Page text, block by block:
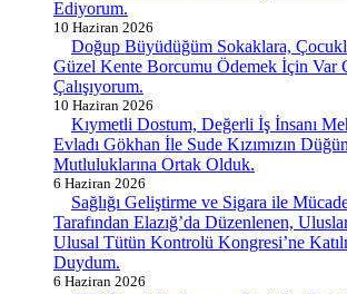
Ediyorum.
10 Haziran 2026
Doğup Büyüdüğüm Sokaklara,
Güzel Kente Borcumu Ödemek İçin Var
Çalışıyorum.
10 Haziran 2026
Kıymetli Dostum, Değerli İş İnsanı
Evladı Gökhan İle Sude Kızımızın
Mutluluklarına Ortak Olduk.
6 Haziran 2026
Sağlığı Geliştirme ve Sigara ile
Tarafından Elazığ’da Düzenlenen,
Ulusal Tütün Kontrolü Kongresi’ne
Duydum.
6 Haziran 2026